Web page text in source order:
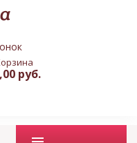
руб.